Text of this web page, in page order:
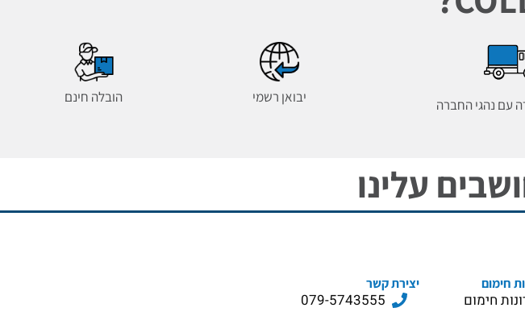
עם נהגי החברה יבואן רשמי הובלה חינם
עלינו
חימום
חימום
יצירת קשר
079-5743555